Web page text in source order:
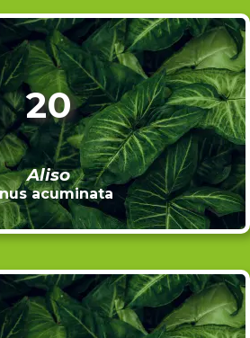
20
Aliso
acuminata